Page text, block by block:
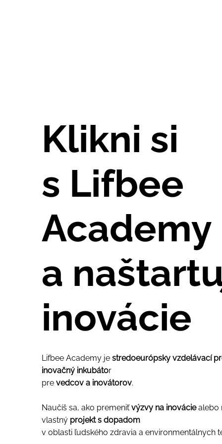
Klikni si
s Lifbee
Academy
a
inovácie
Lifbee Academy jestredoeurópsky vzdelávací
inovačný inkubátor
prevedcov a inovátorov.
Naučíš sa, ako premeniťvýzvy na inováciealebo
vlastný projekt s dopadom
v oblasti ľudského zdravia a environmentálnych